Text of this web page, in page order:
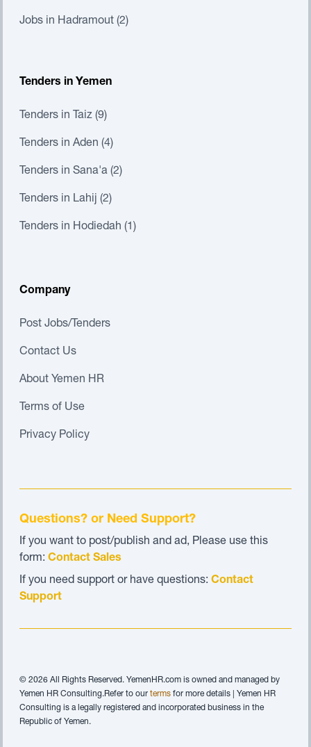
Jobs in Hadramout (2)
Tenders in Yemen
Tenders in Taiz (9)
Tenders in Aden (4)
Tenders in Sana'a (2)
Tenders in Lahij (2)
Tenders in Hodiedah (1)
Company
Post Jobs/Tenders
Contact Us
About Yemen HR
Terms of Use
Privacy Policy
Questions? or Need Support?
If you want to post/publish and ad, Please use this
form: Contact Sales
If you need support or have questions: Contact
Support
© 2026 All Rights Reserved. YemenHR.com is owned and managed by
Yemen HR Consulting.Refer to our terms for more details | Yemen HR
Consulting is a legally registered and incorporated business in the
Republic of Yemen.